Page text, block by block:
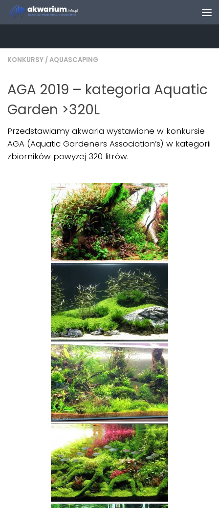
Skip to content
KONKURSY /AQUASCAPING
AGA 2019 – kategoria Aquatic
Garden >320L
Przedstawiamy akwaria wystawione w konkursie
AGA (Aquatic Gardeners Association’s) w kategorii
zbiorników powyżej 320 litrów.